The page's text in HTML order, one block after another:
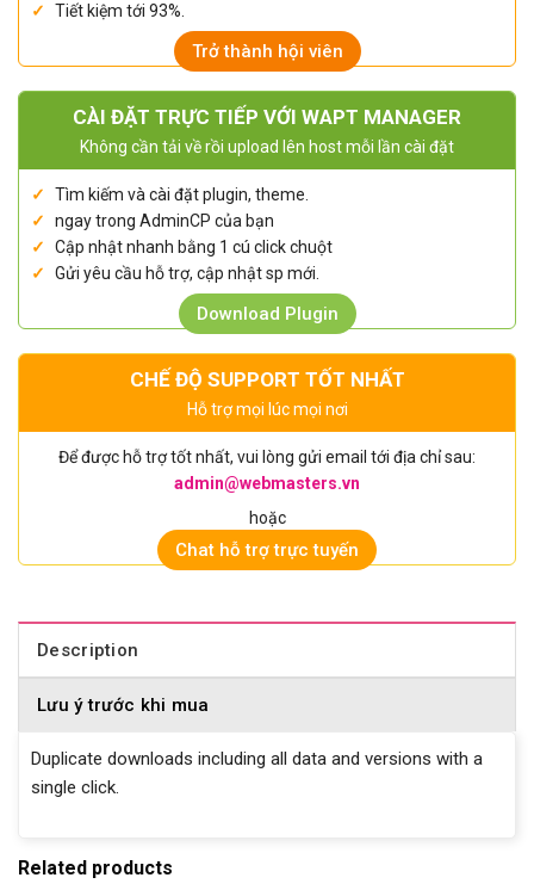
Tiết kiệm tới 93%.
Trở thành hội viên
CÀI ĐẶT TRỰC TIẾP VỚI WAPT MANAGER
Không cần tải về rồi upload lên host mỗi lần cài đặt
Tìm kiếm và cài đặt plugin, theme.
ngay trong AdminCP của bạn
Cập nhật nhanh bằng 1 cú click chuột
Gửi yêu cầu hỗ trợ, cập nhật sp mới.
Download Plugin
CHẾ ĐỘ SUPPORT TỐT NHẤT
Hỗ trợ mọi lúc mọi nơi
Để được hỗ trợ tốt nhất, vui lòng gửi email tới địa chỉ sau:
admin@webmasters.vn
hoặc
Chat hỗ trợ trực tuyến
Description
Lưu ý trước khi mua
Duplicate downloads including all data and versions with a
single click.
Related products